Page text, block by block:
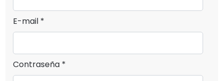
E-mail *
Contraseña *